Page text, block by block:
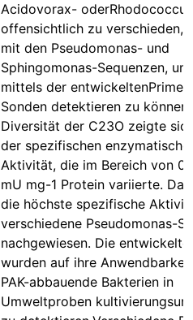
Acidovorax-
offensichtlich zu verschieden,
mit den Pseudomonas- und
Sphingomonas-Sequenzen,
mittels der entwickeltenPrimer
Sonden detektieren zu
Diversität der C23O zeigte
der spezifischen
Aktivität, die im Bereich von
mU mg-1 Protein variierte.
die höchste spezifische
verschiedene Pseudomonas-
nachgewiesen. Die
wurden auf ihre
PAK-abbauende Bakterien in
Umweltproben